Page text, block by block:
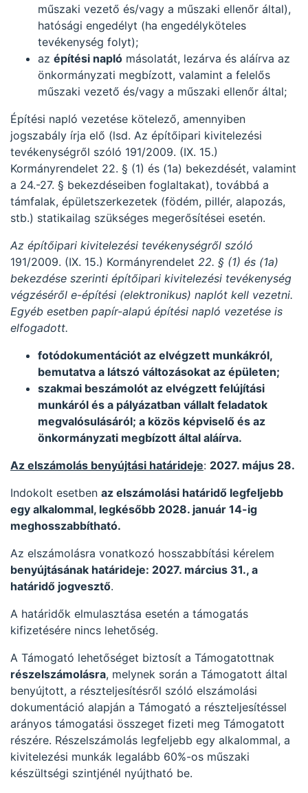
műszaki vezető és/vagy a műszaki ellenőr által),
hatósági engedélyt (ha engedélyköteles
tevékenység folyt);
az építési napló másolatát, lezárva és aláírva az
önkormányzati megbízott, valamint a felelős
műszaki vezető és/vagy a műszaki ellenőr által;
Építési napló vezetése kötelező, amennyiben
jogszabály írja elő (lsd. Az építőipari kivitelezési
tevékenységről szóló 191/2009. (IX. 15.)
Kormányrendelet 22. § (1) és (1a) bekezdését, valamint
a 24.-27. § bekezdéseiben foglaltakat), továbbá a
támfalak, épületszerkezetek (födém, pillér, alapozás,
stb.) statikailag szükséges megerősítései esetén.
Az építőipari kivitelezési tevékenységről szóló
191/2009. (IX. 15.) Kormányrendelet 22. § (1) és (1a)
bekezdése szerinti építőipari kivitelezési tevékenység
végzéséről e-építési (elektronikus) naplót kell vezetni.
Egyéb esetben papír-alapú építési napló vezetése is
elfogadott.
fotódokumentációt az elvégzett munkákról,
bemutatva a látszó változásokat az épületen;
szakmai beszámolót az elvégzett felújítási
munkáról és a pályázatban vállalt feladatok
megvalósulásáról; a közös képviselő és az
önkormányzati megbízott által aláírva.
Az elszámolás benyújtási határideje: 2027. május 28.
Indokolt esetben az elszámolási határidő legfeljebb
egy alkalommal, legkésőbb 2028. január 14-ig
meghosszabbítható.
Az elszámolásra vonatkozó hosszabbítási kérelem
benyújtásának határideje: 2027. március 31., a
határidő jogvesztő.
A határidők elmulasztása esetén a támogatás
kifizetésére nincs lehetőség.
A Támogató lehetőséget biztosít a Támogatottnak
részelszámolásra, melynek során a Támogatott által
benyújtott, a részteljesítésről szóló elszámolási
dokumentáció alapján a Támogató a részteljesítéssel
arányos támogatási összeget fizeti meg Támogatott
részére. Részelszámolás legfeljebb egy alkalommal, a
kivitelezési munkák legalább 60%-os műszaki
készültségi szintjénél nyújtható be.